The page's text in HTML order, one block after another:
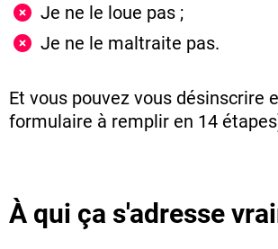
Je ne le loue pas ;
Je ne le maltraite pas.
Et vous pouvez vous désinscrire
formulaire à remplir en 14
À qui ça s'adresse